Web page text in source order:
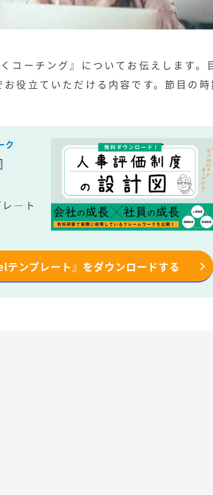
コーチング』についてお伝えします。
役立ていただける内容です。節目の
ク
レ―ト
テンプレート』をダウンロードする